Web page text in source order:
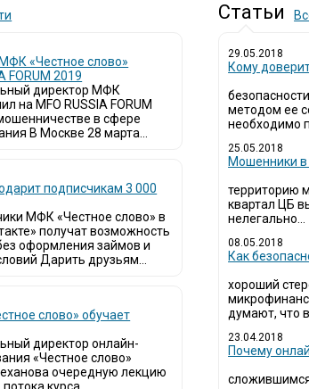
«Честное слово»
FORUM 2019
директор МФК
на MFO RUSSIA FORUM
в сфере
В Москве 28 марта...
подписчикам 3 000
МФК «Честное слово» в
получат возможность
оформления займов и
Дарить друзьям...
слово» обучает
директор онлайн-
«Честное слово»
очередную лекцию
Статьи
29.05.2018
Кому
методом ее
необходимо
25.05.2018
Мошенники в
территорию
квартал ЦБ
нелегально...
08.05.2018
Как
хороший
думают, что
23.04.2018
Почему